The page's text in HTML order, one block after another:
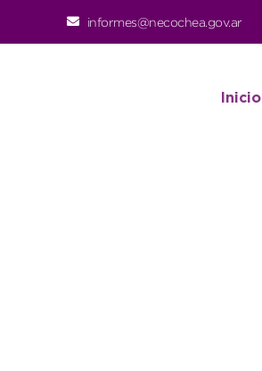
informes@necochea.gov.ar
Inicio